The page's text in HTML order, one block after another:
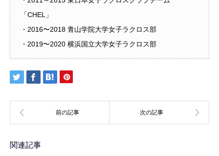
「CHEL」
・2016〜2018 青山学院大学女子ラクロス部
・2019〜2020 横浜国立大学女子ラクロス部
関連記事